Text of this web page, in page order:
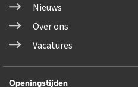
Nieuws
Over ons
Vacatures
Openingstijden